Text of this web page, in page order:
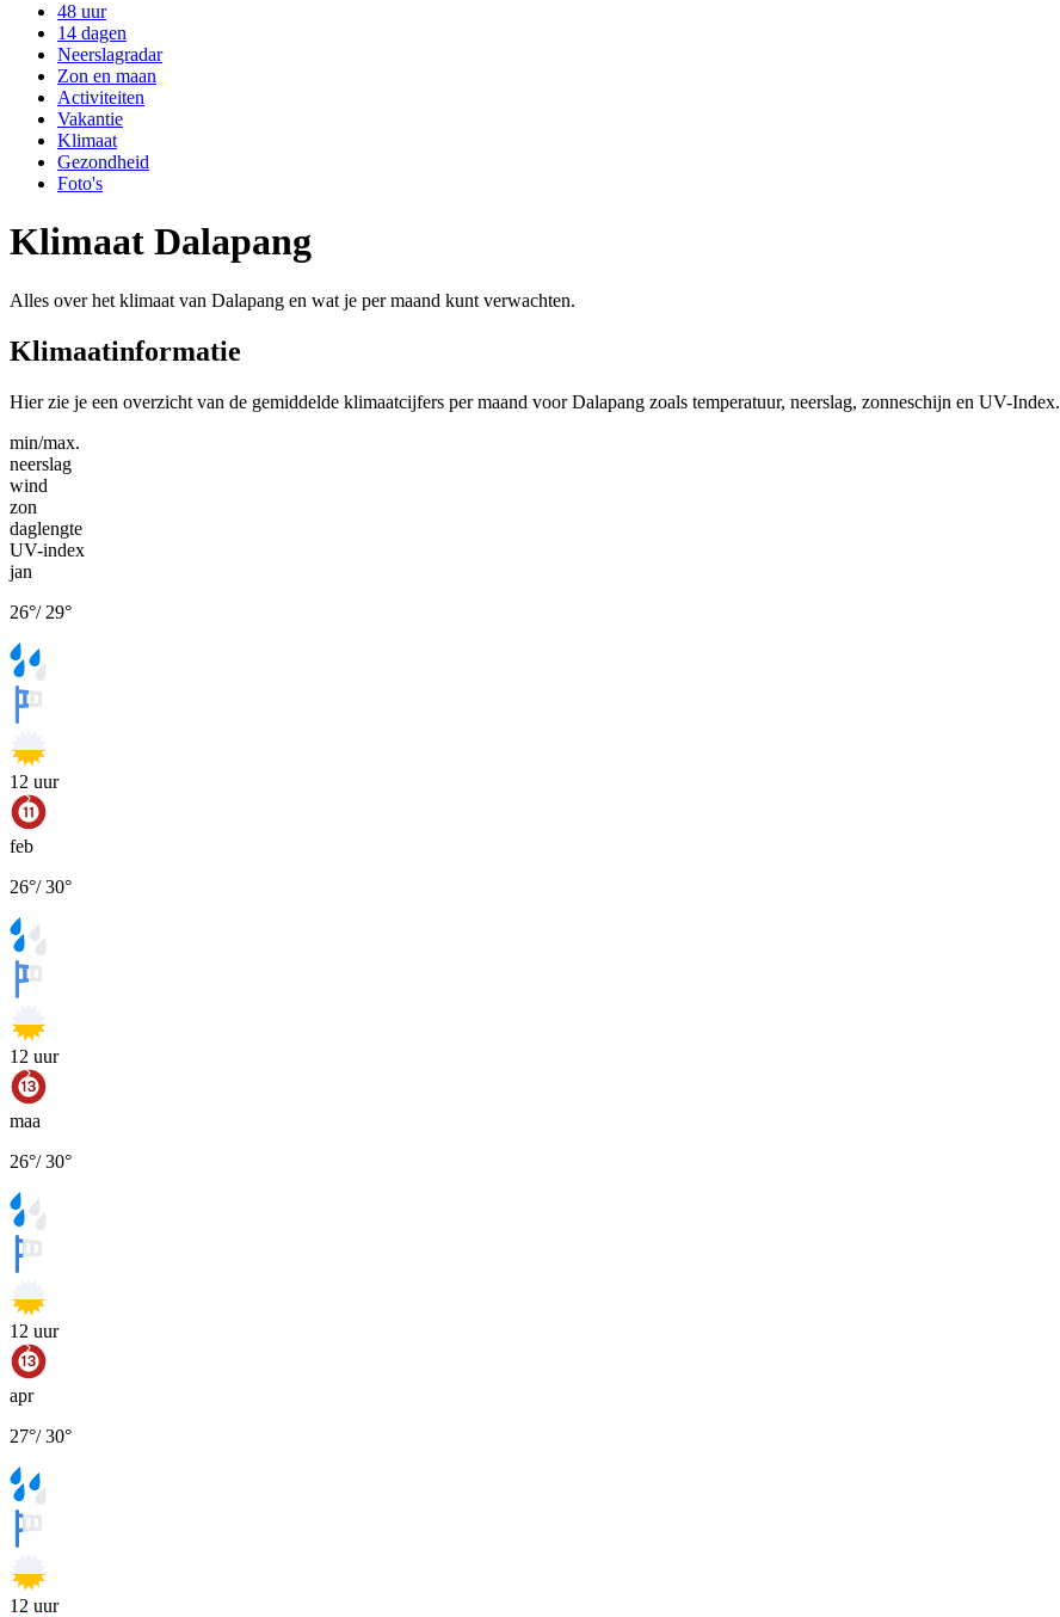
48 uur
14 dagen
Neerslagradar
Zon en maan
Activiteiten
Vakantie
Klimaat
Gezondheid
Foto's
Klimaat Dalapang
Alles over het klimaat van Dalapang en wat je per maand kunt verwachten.
Klimaatinformatie
Hier zie je een overzicht van de gemiddelde klimaatcijfers per maand voor Dalapang zoals temperatuur, neerslag, zonneschijn en UV-Index.
min/max.
neerslag
wind
zon
daglengte
UV-index
jan
26°/ 29°
12 uur
feb
26°/30°
12 uur
maa
26°/30°
12 uur
apr
27°/30°
12 uur